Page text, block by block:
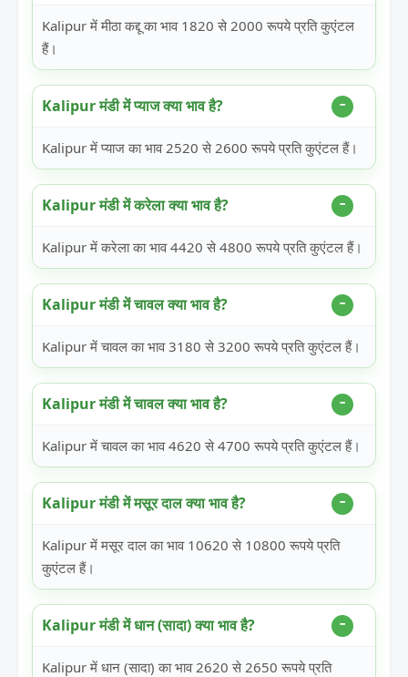
Kalipur में मीठा कद्दू का भाव 1820 से 2000 रूपये प्रति कुएंटल
हैं।
Kalipur मंडी में प्याज क्या भाव है?
Kalipur में प्याज का भाव 2520 से 2600 रूपये प्रति कुएंटल हैं।
Kalipur मंडी में करेला क्या भाव है?
Kalipur में करेला का भाव 4420 से 4800 रूपये प्रति कुएंटल हैं।
Kalipur मंडी में चावल क्या भाव है?
Kalipur में चावल का भाव 3180 से 3200 रूपये प्रति कुएंटल हैं।
Kalipur मंडी में चावल क्या भाव है?
Kalipur में चावल का भाव 4620 से 4700 रूपये प्रति कुएंटल हैं।
Kalipur मंडी में मसूर दाल क्या भाव है?
Kalipur में मसूर दाल का भाव 10620 से 10800 रूपये प्रति
कुएंटल हैं।
Kalipur मंडी में धान (सादा) क्या भाव है?
Kalipur में धान (सादा) का भाव 2620 से 2650 रूपये प्रति